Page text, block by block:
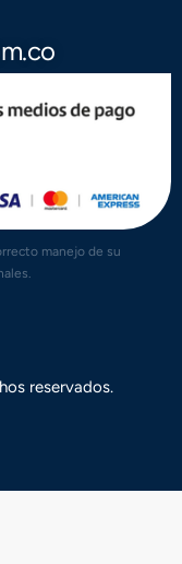
manejo de su
reservados.